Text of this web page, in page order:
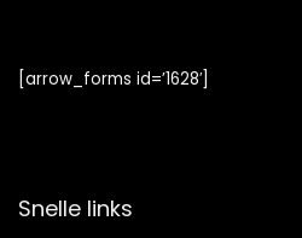
[arrow_forms id=’1628′]
Snelle links